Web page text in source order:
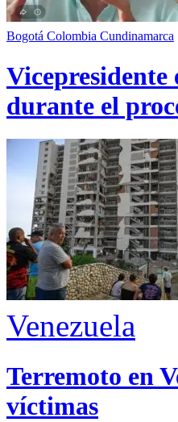
Bogotá Colombia Cundinamarca
durante el
Venezuela
Terremoto en
víctimas